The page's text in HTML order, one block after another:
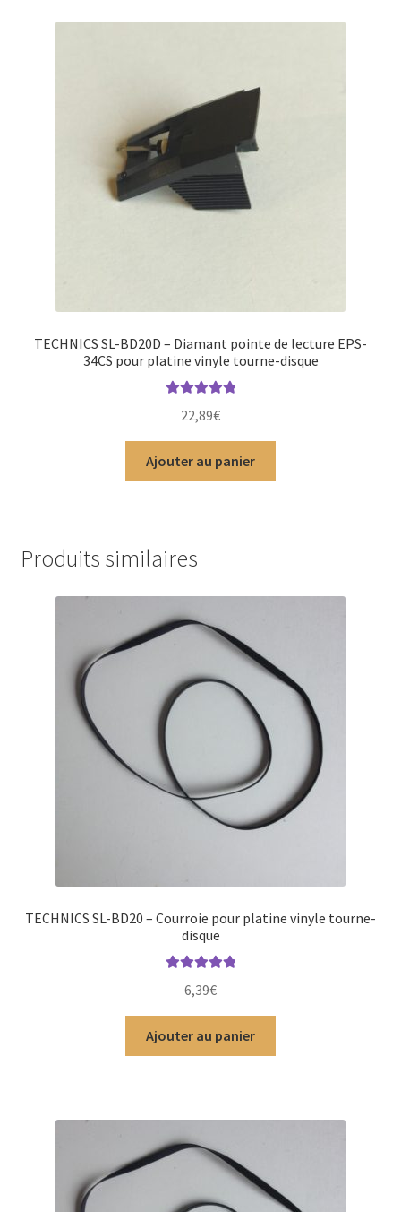
TECHNICS SL-BD20D – Diamant pointe de lecture EPS-
34CS pour platine vinyle tourne-disque
5
22,89€
Ajouter au panier
Produits similaires
TECHNICS SL-BD20 – Courroie pour platine vinyle tourne-
disque
sur 5
6,39€
Ajouter au panier